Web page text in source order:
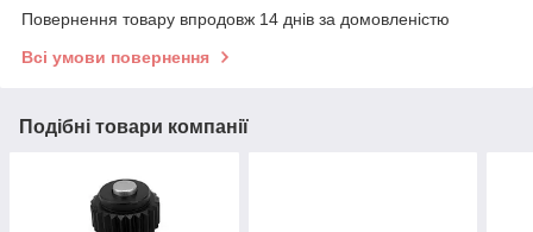
Повернення товару впродовж 14 днів за домовленістю
Всі умови повернення
Подібні товари компанії